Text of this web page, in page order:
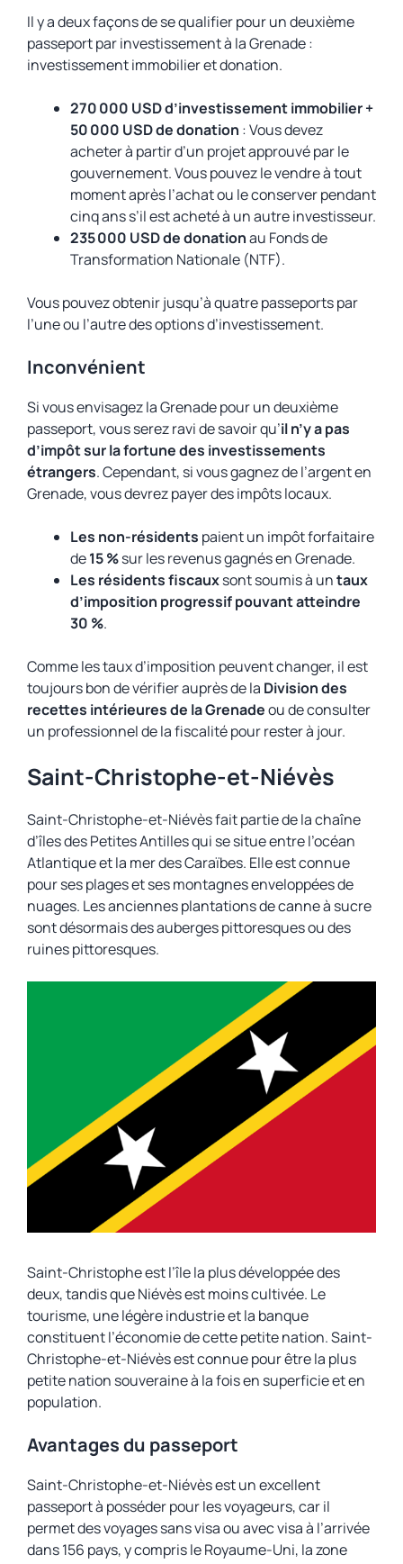
Il y a deux façons de se qualifier pour un deuxième
passeport par investissement à la Grenade :
investissement immobilier et donation.
270 000 USD d’investissement immobilier +
50 000 USD de donation : Vous devez
acheter à partir d’un projet approuvé par le
gouvernement. Vous pouvez le vendre à tout
moment après l’achat ou le conserver pendant
cinq ans s’il est acheté à un autre investisseur.
235 000 USD de donationau Fonds de
Transformation Nationale (NTF).
Vous pouvez obtenir jusqu’à quatre passeports par
l’une ou l’autre des options d’investissement.
Inconvénient
Si vous envisagez la Grenade pour un deuxième
passeport, vous serez ravi de savoir qu’il n’y a pas
d’impôt sur la fortune des investissements
étrangers. Cependant, si vous gagnez de l’argent en
Grenade, vous devrez payer des impôts locaux.
Les non-résidents paient un impôt forfaitaire
de15 %sur les revenus gagnés en Grenade.
Les résidents fiscauxsont soumis à untaux
d’imposition progressif pouvant atteindre
30 %.
Comme les taux d’imposition peuvent changer, il est
toujours bon de vérifier auprès de la Division des
recettes intérieures de la Grenadeou de consulter
un professionnel de la fiscalité pour rester à jour.
Saint-Christophe-et-Niévès
Saint-Christophe-et-Niévès fait partie de la chaîne
d’îles des Petites Antilles qui se situe entre l’océan
Atlantique et la mer des Caraïbes. Elle est connue
pour ses plages et ses montagnes enveloppées de
nuages. Les anciennes plantations de canne à sucre
sont désormais des auberges pittoresques ou des
ruines pittoresques.
Saint-Christophe est l’île la plus développée des
deux, tandis que Niévès est moins cultivée. Le
tourisme, une légère industrie et la banque
constituent l’économie de cette petite nation. Saint-
Christophe-et-Niévès est connue pour être la plus
petite nation souveraine à la fois en superficie et en
population.
Avantages du passeport
Saint-Christophe-et-Niévès est un excellent
passeport à posséder pour les voyageurs, car il
permet des voyages sans visa ou avec visa à l’arrivée
dans 156 pays, y compris le Royaume-Uni, la zone